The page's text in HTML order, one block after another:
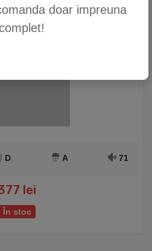
D A 71
lei
În stoc
doar impreuna